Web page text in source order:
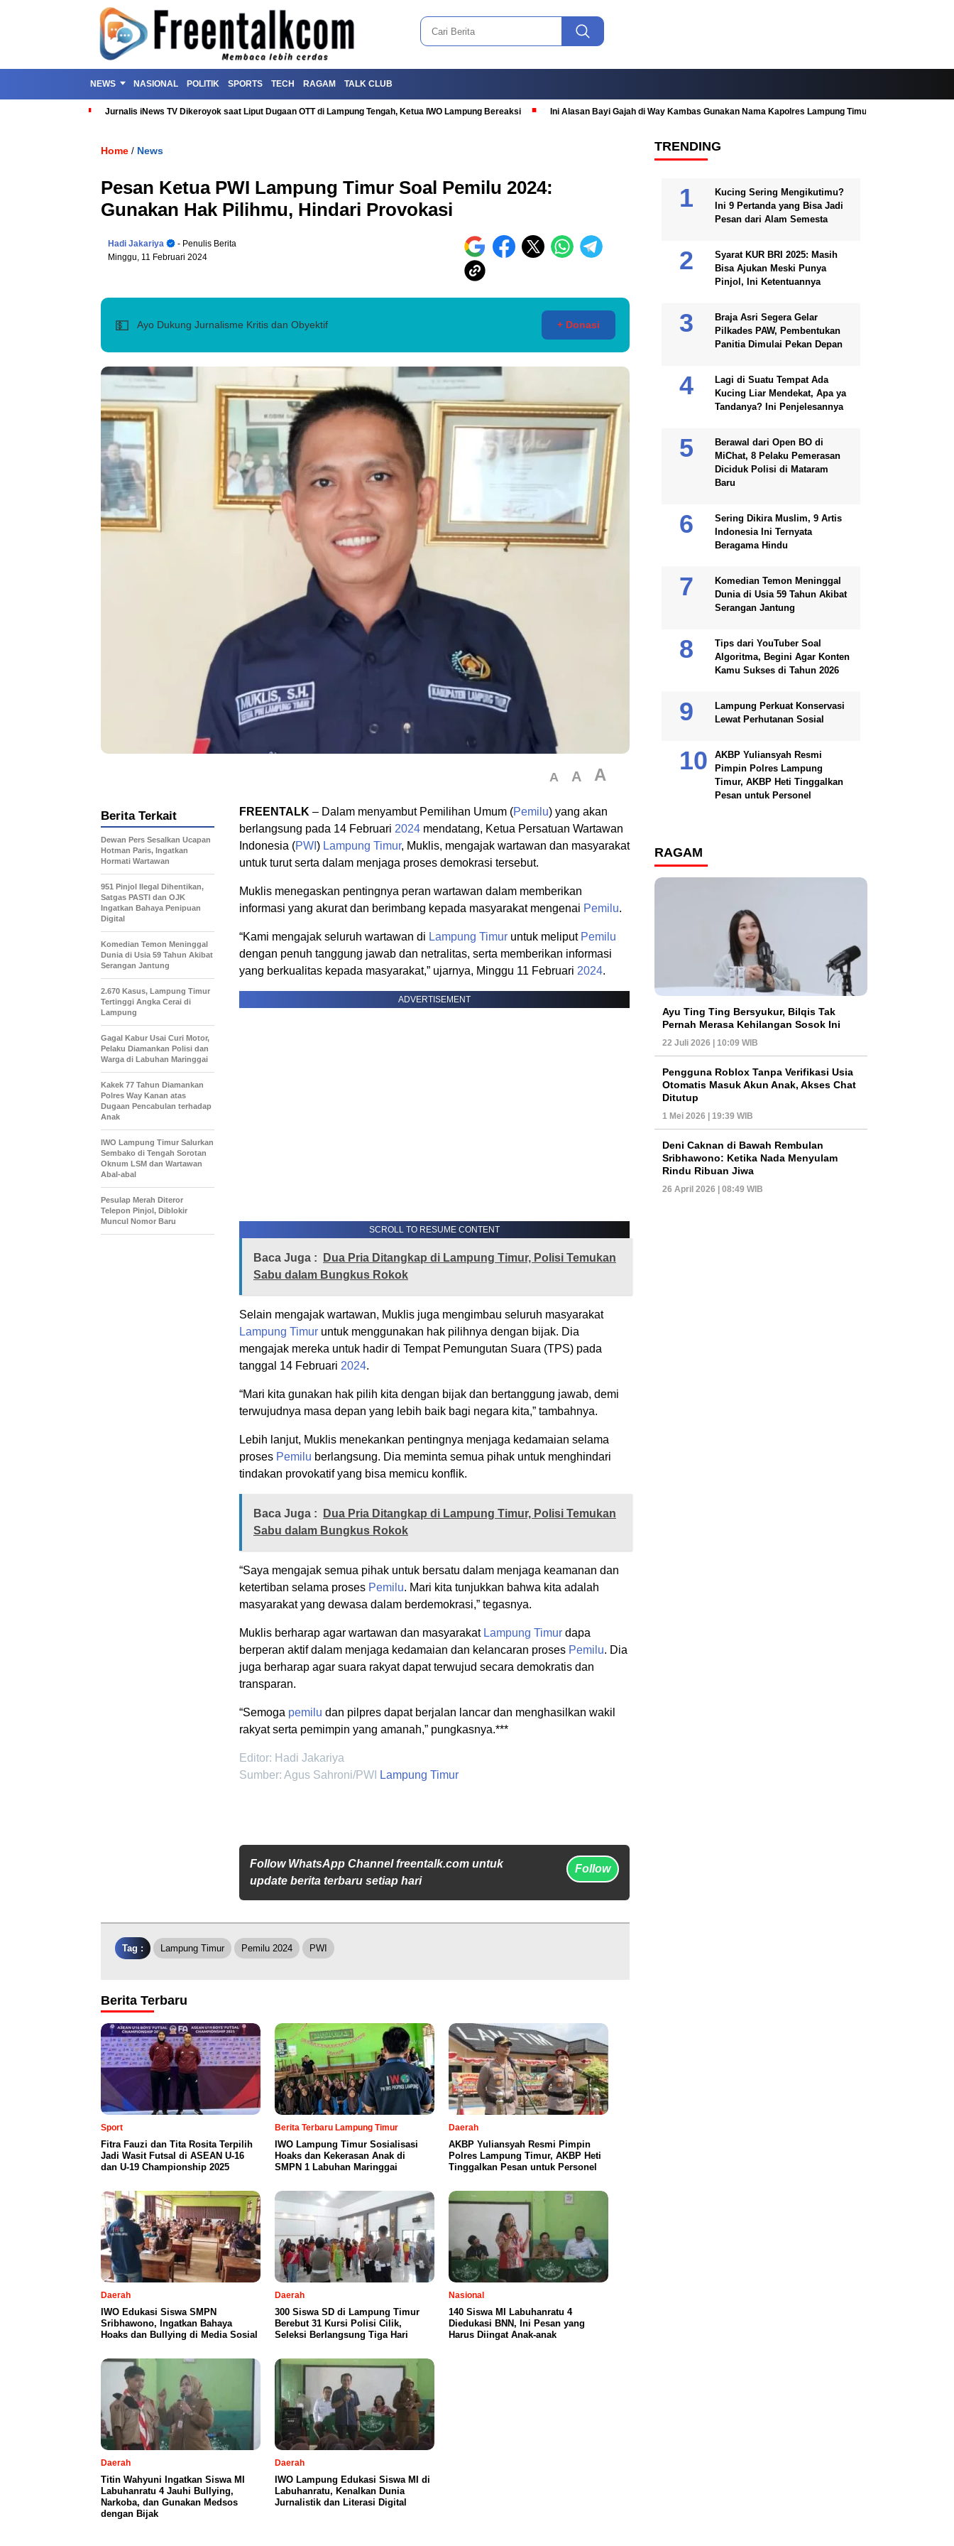
NEWS NASIONAL POLITIK SPORTS TECH RAGAM TALK CLUB
Jurnalis iNews TV Dikeroyok saat Liput Dugaan OTT di Lampung Tengah, Ketua IWO Lampung Bereaksi Ini Alasan Bayi Gajah di Way Kambas Gunakan Nama Kapolres Lampung Timur
Home / News
Pesan Ketua PWI Lampung Timur Soal Pemilu 2024:
Gunakan Hak Pilihmu, Hindari Provokasi
Hadi Jakariya
- Penulis Berita
Minggu, 11 Februari 2024
💵 Ayo Dukung Jurnalisme Kritis dan Obyektif + Donasi
A A A
FREENTALK – Dalam menyambut Pemilihan Umum (Pemilu) yang akan
berlangsung pada 14 Februari 2024 mendatang, Ketua Persatuan Wartawan
Indonesia (PWI ) Lampung Timur, Muklis, mengajak wartawan dan masyarakat
untuk turut serta dalam menjaga proses demokrasi tersebut.
Muklis menegaskan pentingnya peran wartawan dalam memberikan
informasi yang akurat dan berimbang kepada masyarakat mengenai Pemilu.
“Kami mengajak seluruh wartawan di Lampung Timur untuk meliput Pemilu
dengan penuh tanggung jawab dan netralitas, serta memberikan informasi
yang berkualitas kepada masyarakat,” ujarnya, Minggu 11 Februari 2024.
ADVERTISEMENT
SCROLL TO RESUME CONTENT
Baca Juga :
Dua Pria Ditangkap di Lampung Timur, Polisi Temukan
Sabu dalam Bungkus Rokok
Selain mengajak wartawan, Muklis juga mengimbau seluruh masyarakat
Lampung Timur untuk menggunakan hak pilihnya dengan bijak. Dia
mengajak mereka untuk hadir di Tempat Pemungutan Suara (TPS) pada
tanggal 14 Februari 2024.
“Mari kita gunakan hak pilih kita dengan bijak dan bertanggung jawab, demi
terwujudnya masa depan yang lebih baik bagi negara kita,” tambahnya.
Lebih lanjut, Muklis menekankan pentingnya menjaga kedamaian selama
proses Pemilu berlangsung. Dia meminta semua pihak untuk menghindari
tindakan provokatif yang bisa memicu konflik.
Baca Juga :
Dua Pria Ditangkap di Lampung Timur, Polisi Temukan
Sabu dalam Bungkus Rokok
“Saya mengajak semua pihak untuk bersatu dalam menjaga keamanan dan
ketertiban selama proses Pemilu. Mari kita tunjukkan bahwa kita adalah
masyarakat yang dewasa dalam berdemokrasi,” tegasnya.
Muklis berharap agar wartawan dan masyarakat Lampung Timur dapa
berperan aktif dalam menjaga kedamaian dan kelancaran proses Pemilu. Dia
juga berharap agar suara rakyat dapat terwujud secara demokratis dan
transparan.
“Semoga pemilu dan pilpres dapat berjalan lancar dan menghasilkan wakil
rakyat serta pemimpin yang amanah,” pungkasnya.***
Editor: Hadi Jakariya
Sumber: Agus Sahroni/PWI
Lampung Timur
Follow WhatsApp Channel freentalk.com untuk
update berita terbaru setiap hari
Follow
Berita Terkait
Dewan Pers Sesalkan Ucapan
Hotman Paris, Ingatkan
Hormati Wartawan
951 Pinjol Ilegal Dihentikan,
Satgas PASTI dan OJK
Ingatkan Bahaya Penipuan
Digital
Komedian Temon Meninggal
Dunia di Usia 59 Tahun Akibat
Serangan Jantung
2.670 Kasus, Lampung Timur
Tertinggi Angka Cerai di
Lampung
Gagal Kabur Usai Curi Motor,
Pelaku Diamankan Polisi dan
Warga di Labuhan Maringgai
Kakek 77 Tahun Diamankan
Polres Way Kanan atas
Dugaan Pencabulan terhadap
Anak
IWO Lampung Timur Salurkan
Sembako di Tengah Sorotan
Oknum LSM dan Wartawan
Abal-abal
Pesulap Merah Diteror
Telepon Pinjol, Diblokir
Muncul Nomor Baru
Tag : Lampung Timur Pemilu 2024 PWI
Berita Terbaru
Sport
Fitra Fauzi dan Tita Rosita Terpilih
Jadi Wasit Futsal di ASEAN U-16
dan U-19 Championship 2025
Berita Terbaru Lampung Timur
IWO Lampung Timur Sosialisasi
Hoaks dan Kekerasan Anak di
SMPN 1 Labuhan Maringgai
Daerah
AKBP Yuliansyah Resmi Pimpin
Polres Lampung Timur, AKBP Heti
Tinggalkan Pesan untuk Personel
Daerah
IWO Edukasi Siswa SMPN
Sribhawono, Ingatkan Bahaya
Hoaks dan Bullying di Media Sosial
Daerah
300 Siswa SD di Lampung Timur
Berebut 31 Kursi Polisi Cilik,
Seleksi Berlangsung Tiga Hari
Nasional
140 Siswa MI Labuhanratu 4
Diedukasi BNN, Ini Pesan yang
Harus Diingat Anak-anak
Daerah
Titin Wahyuni Ingatkan Siswa MI
Labuhanratu 4 Jauhi Bullying,
Narkoba, dan Gunakan Medsos
dengan Bijak
Daerah
IWO Lampung Edukasi Siswa MI di
Labuhanratu, Kenalkan Dunia
Jurnalistik dan Literasi Digital
TRENDING
Kucing Sering Mengikutimu?
Ini 9 Pertanda yang Bisa Jadi
Pesan dari Alam Semesta
Syarat KUR BRI 2025: Masih
Bisa Ajukan Meski Punya
Pinjol, Ini Ketentuannya
Braja Asri Segera Gelar
Pilkades PAW, Pembentukan
Panitia Dimulai Pekan Depan
Lagi di Suatu Tempat Ada
Kucing Liar Mendekat, Apa ya
Tandanya? Ini Penjelesannya
Berawal dari Open BO di
MiChat, 8 Pelaku Pemerasan
Diciduk Polisi di Mataram
Baru
Sering Dikira Muslim, 9 Artis
Indonesia Ini Ternyata
Beragama Hindu
Komedian Temon Meninggal
Dunia di Usia 59 Tahun Akibat
Serangan Jantung
Tips dari YouTuber Soal
Algoritma, Begini Agar Konten
Kamu Sukses di Tahun 2026
Lampung Perkuat Konservasi
Lewat Perhutanan Sosial
AKBP Yuliansyah Resmi
Pimpin Polres Lampung
Timur, AKBP Heti Tinggalkan
Pesan untuk Personel
RAGAM
Ayu Ting Ting Bersyukur, Bilqis Tak
Pernah Merasa Kehilangan Sosok Ini
22 Juli 2026 | 10:09 WIB
Pengguna Roblox Tanpa Verifikasi Usia
Otomatis Masuk Akun Anak, Akses Chat
Ditutup
1 Mei 2026 | 19:39 WIB
Deni Caknan di Bawah Rembulan
Sribhawono: Ketika Nada Menyulam
Rindu Ribuan Jiwa
26 April 2026 | 08:49 WIB